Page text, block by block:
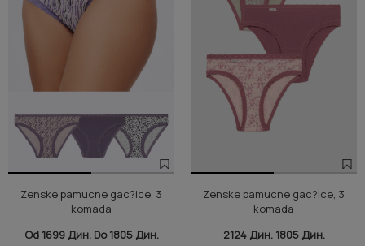
Zenske pamucne gac?ice, 3
komada
Od 1699 Дин. Do 1805 Дин.
Zenske pamucne gac?ice, 3
komada
2124 Дин.1805 Дин.